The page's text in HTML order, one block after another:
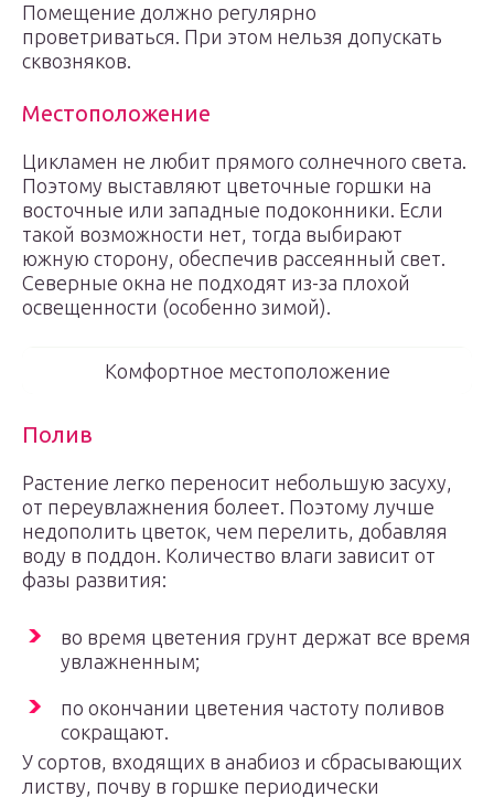
Помещение должно регулярно
проветриваться. При этом нельзя допускать
сквозняков.
Местоположение
Цикламен не любит прямого солнечного света.
Поэтому выставляют цветочные горшки на
восточные или западные подоконники. Если
такой возможности нет, тогда выбирают
южную сторону, обеспечив рассеянный свет.
Северные окна не подходят из-за плохой
освещенности (особенно зимой).
Комфортное местоположение
Полив
Растение легко переносит небольшую засуху,
от переувлажнения болеет. Поэтому лучше
недополить цветок, чем перелить, добавляя
воду в поддон. Количество влаги зависит от
фазы развития:
во время цветения грунт держат все время
увлажненным;
по окончании цветения частоту поливов
сокращают.
У сортов, входящих в анабиоз и сбрасывающих
листву, почву в горшке периодически